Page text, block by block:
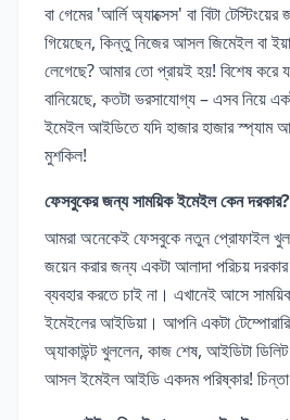
বা গেমের 'আর্লি অ্যাক্সেস' বা বিটা
গিয়েছেন, কিন্তু নিজের আসল জিমেইল বা
লেগেছে? আমার তো প্রায়ই হয়! বিশেষ করে
বানিয়েছে, কতটা ভরসাযোগ্য – এসব নিয়ে
ইমেইল আইডিতে যদি হাজার হাজার স্প্যাম
মুশকিল!
ফেসবুকের জন্য সাময়িক ইমেইল কেন দরকার?
আমরা অনেকেই ফেসবুকে নতুন প্রোফাইল
জয়েন করার জন্য একটা আলাদা পরিচয়
ব্যবহার করতে চাই না। এখানেই আসে
ইমেইলের আইডিয়া। আপনি একটা
অ্যাকাউন্ট খুললেন, কাজ শেষ, আইডিটা
আসল ইমেইল আইডি একদম পরিষ্কার!